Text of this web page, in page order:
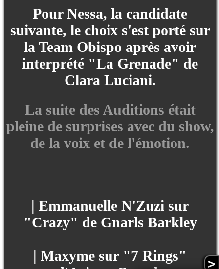
>
Pour Nessa, la candidate
suivante, le choix s'est porté sur
la Team Obispo après avoir
interprété "La Grenade" de
Clara Luciani.
La suite des Auditions était
pleine de surprises avec du show,
de la voix et de l'émotion.
| Emmanuelle N'Zuzi sur
"Crazy" de Gnarls Barkley
| Maxyme sur "7 Rings"